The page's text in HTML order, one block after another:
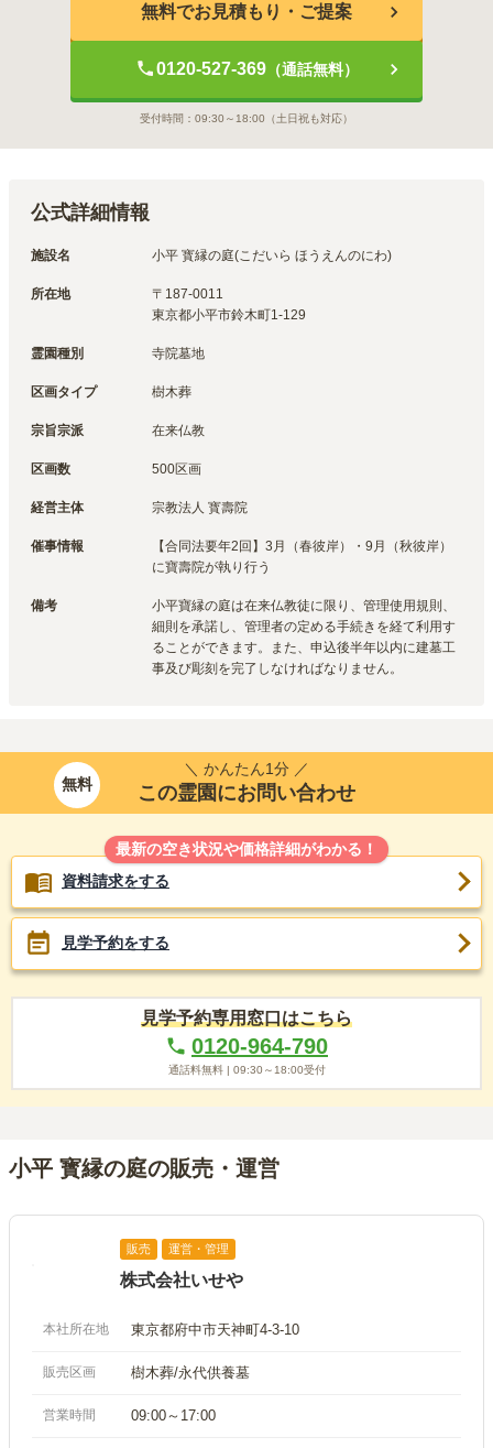
水落さんありがとうございました！
小平 寶縁の庭は、お墓のサイズ感やプラン内容、ゆとりのある
霊園だと分かりました。気持ちよくお墓参りのできる環境やお
田中 教夫 氏
所在地 東京都府中市天神町4-3-10
設立 昭和50年10月
無料でお見積もり・ご提案
0120-527-369（通話無料）
受付時間： 09:30～18:00 （土日祝も対応）
公式詳細情報
施設名 小平 寳縁の庭(こだいら ほうえんのにわ)
所在地 〒 187-0011
東京都小平市鈴木町1-129
霊園種別 寺院墓地
区画タイプ 樹木葬
宗旨宗派 在来仏教
区画数 500区画
経営主体 宗教法人 寳壽院
催事情報
【合同法要年2回】3月（春彼岸）・9月（秋彼岸）
に寶壽院が執り行う
備考
小平寶縁の庭は在来仏教徒に限り、管理使用規則、
細則を承諾し、管理者の定める手続きを経て利用す
ることができます。また、申込後半年以内に建墓工
事及び彫刻を完了しなければなりません。
無料
＼ かんたん1分 ／
この霊園にお問い合わせ
最新の空き状況や価格詳細がわかる！
資料請求をする
見学予約をする
見学予約専用窓口はこちら
0120-964-790
通話料無料 | 09:30～18:00受付
小平 寳縁の庭の販売・運営
販売 運営・管理
株式会社いせや
本社所在地 東京都府中市天神町4-3-10
販売区画 樹木葬/永代供養墓
営業時間 09:00～17:00